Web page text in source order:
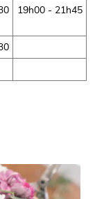
19h00 - 21h45